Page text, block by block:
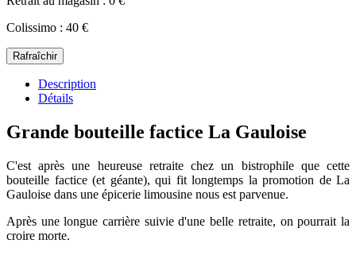
Colissimo : 40 €
Description
Détails
Grande bouteille factice La Gauloise
C'est après une heureuse retraite chez un bistrophile que cette
bouteille factice (et géante), qui fit longtemps la promotion de La
Gauloise dans une épicerie limousine nous est parvenue.
Après une longue carrière suivie d'une belle retraite, on pourrait la
croire morte.